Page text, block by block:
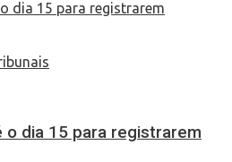
dia 15 para registrarem